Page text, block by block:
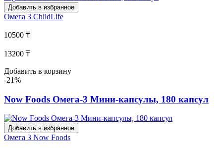
Добавить в избранное
Омега 3 ChildLife
10500 ₸
13200 ₸
Добавить в корзину
-21%
Now Foods Омега-3 Мини-капсулы, 180 капсул
Добавить в избранное
Омега 3 Now Foods